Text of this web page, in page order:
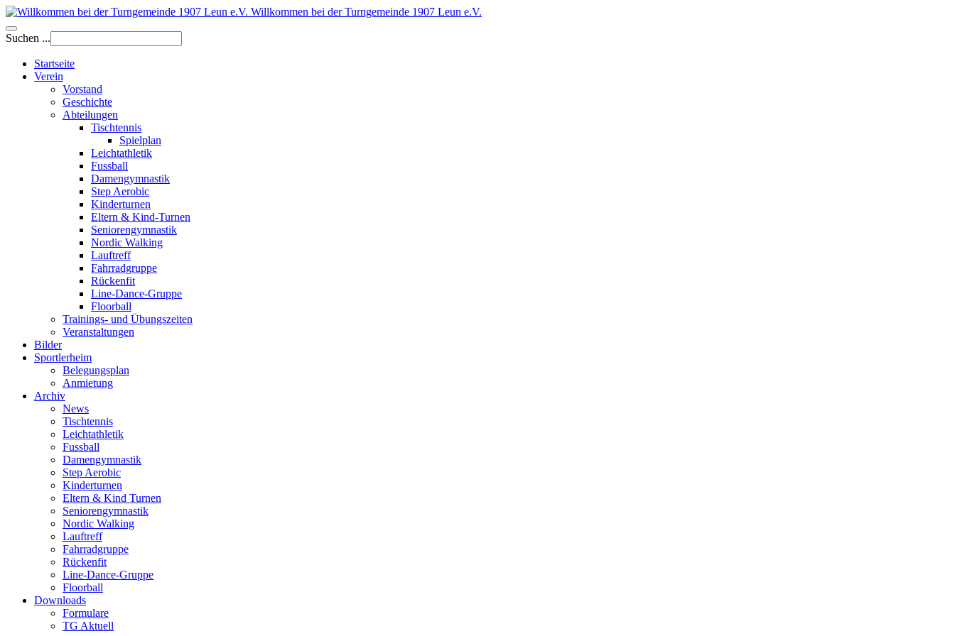
Willkommen bei der Turngemeinde 1907 Leun e.V.
Suchen ...
Startseite
Verein
Vorstand
Geschichte
Abteilungen
Tischtennis
Spielplan
Leichtathletik
Fussball
Damengymnastik
Step Aerobic
Kinderturnen
Eltern & Kind-Turnen
Seniorengymnastik
Nordic Walking
Lauftreff
Fahrradgruppe
Rückenfit
Line-Dance-Gruppe
Floorball
Trainings- und Übungszeiten
Veranstaltungen
Bilder
Sportlerheim
Belegungsplan
Anmietung
Archiv
News
Tischtennis
Leichtathletik
Fussball
Damengymnastik
Step Aerobic
Kinderturnen
Eltern & Kind Turnen
Seniorengymnastik
Nordic Walking
Lauftreff
Fahrradgruppe
Rückenfit
Line-Dance-Gruppe
Floorball
Downloads
Formulare
TG Aktuell